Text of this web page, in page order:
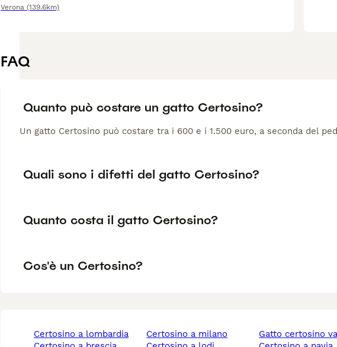
Verona (139.6km)
FAQ
Quanto può costare un gatto Certosino?
Un gatto Certosino può costare tra i 600 e i 1.500 euro, a seconda del
Quali sono i difetti del gatto Certosino?
Quanto costa il gatto Certosino?
Cos'è un Certosino?
certosino a lombardia
certosino a milano
gatto certosino